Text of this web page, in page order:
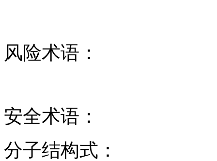
风险术语：
安全术语：
分子结构式：